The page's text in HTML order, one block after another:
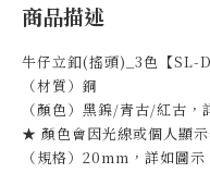
商品描述
牛仔立釦(搖頭)_3色【SL-
（材質）銅
（顏色）黑鎳/青古/紅古，
★ 顏色會因光線或個人顯
（規格）20mm，詳如圖示